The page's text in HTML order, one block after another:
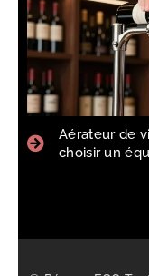
Aérateur de
choisir un